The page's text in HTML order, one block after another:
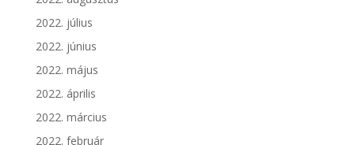
2022. július
2022. június
2022. május
2022. április
2022. március
2022. február